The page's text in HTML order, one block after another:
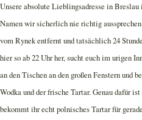
Unsere absolute Lieblingsadresse in
Namen wir sicherlich nie richtig
vom Rynek entfernt und tatsächlich 24
hier so ab 22 Uhr her, sucht euch im urigen
an den Tischen an den großen Fenstern und
Wodka und der frische Tartar. Genau dafür
bekommt ihr echt polnisches Tartar für